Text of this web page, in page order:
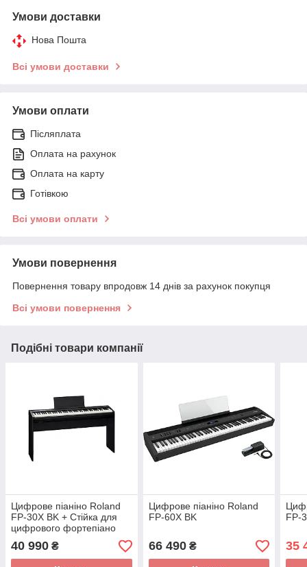
Умови доставки
Нова Пошта
Всі умови доставки
Умови оплати
Післяплата
Оплата на рахунок
Оплата на карту
Готівкою
Всі умови оплати
Умови повернення
Повернення товару впродовж 14 днів за рахунок покупця
Всі умови повернення
Подібні товари компанії
Цифрове піаніно Roland
FP-30X BK + Стійка для
цифрового фортепіано
ROLAND KSC-70BK
40 990 ₴
Цифрове піаніно Roland
FP-60X BK
66 490₴
FP-
35